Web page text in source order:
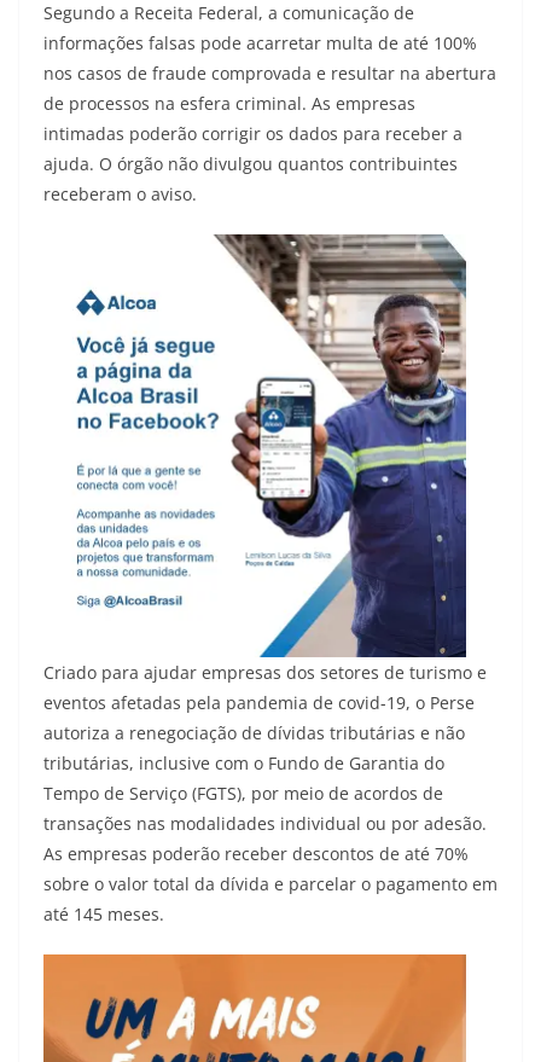
Segundo a Receita Federal, a comunicação de
informações falsas pode acarretar multa de até 100%
nos casos de fraude comprovada e resultar na abertura
de processos na esfera criminal. As empresas
intimadas poderão corrigir os dados para receber a
ajuda. O órgão não divulgou quantos contribuintes
receberam o aviso.
Criado para ajudar empresas dos setores de turismo e
eventos afetadas pela pandemia de covid-19, o Perse
autoriza a renegociação de dívidas tributárias e não
tributárias, inclusive com o Fundo de Garantia do
Tempo de Serviço (FGTS), por meio de acordos de
transações nas modalidades individual ou por adesão.
As empresas poderão receber descontos de até 70%
sobre o valor total da dívida e parcelar o pagamento em
até 145 meses.